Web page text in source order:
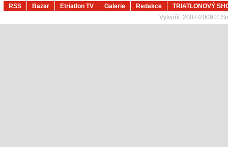
RSS Bazar Etriatlon TV Galerie Redakce
TRIATLONOVÝ
Vytvořil: 2007-2009 ©